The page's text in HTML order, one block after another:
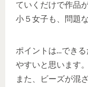
ていくだけで作品
小５女子も、問題
ポイントは…でき
やすいと思います。
また、ビーズが混